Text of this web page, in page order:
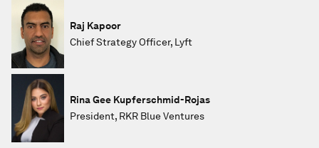
Raj Kapoor
Chief Strategy Officer, Lyft
Rina Gee Kupferschmid-Rojas
President, RKR Blue Ventures